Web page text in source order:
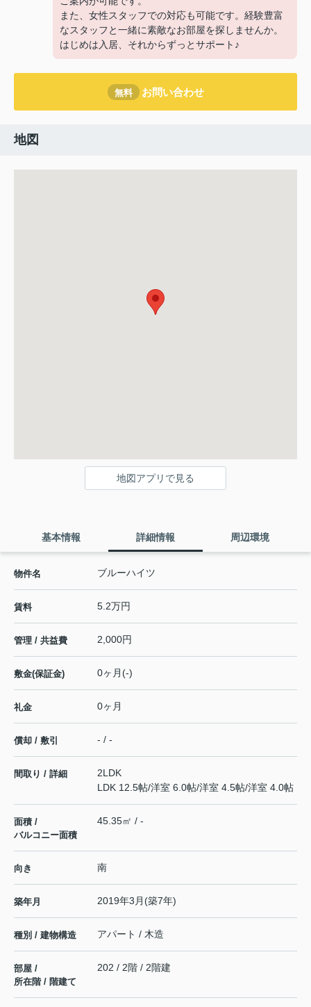
また、女性スタッフでの対応も可能です。経験豊富
なスタッフと一緒に素敵なお部屋を探しませんか。
はじめは入居、それからずっとサポート♪
無料 お問い合わせ
地図
地図アプリで見る
基本情報 詳細情報 周辺環境
物件名 ブルーハイツ
賃料 5.2万円
管理 / 共益費 2,000円
敷金(保証金) 0ヶ月(-)
礼金 0ヶ月
償却 / 敷引 - / -
間取り / 詳細
2LDK
LDK 12.5帖/洋室 6.0帖/洋室 4.5帖/洋室 4.0帖
面積 /
バルコニー面積
45.35㎡ / -
向き 南
築年月 2019年3月(築7年)
種別 / 建物構造 アパート / 木造
部屋 /
所在階 / 階建て
202 / 2階 / 2階建